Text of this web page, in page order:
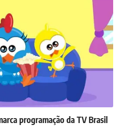
programação da TV Brasil